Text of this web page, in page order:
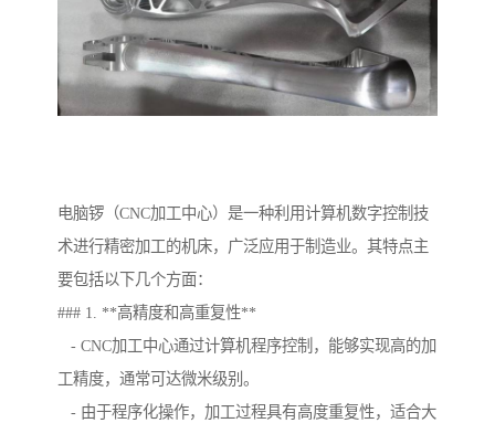
电脑锣（CNC加工中心）是一种利用计算机数字控制技
术进行精密加工的机床，广泛应用于制造业。其特点主
要包括以下几个方面：
### 1. **高精度和高重复性**
- CNC加工中心通过计算机程序控制，能够实现高的加
工精度，通常可达微米级别。
- 由于程序化操作，加工过程具有高度重复性，适合大